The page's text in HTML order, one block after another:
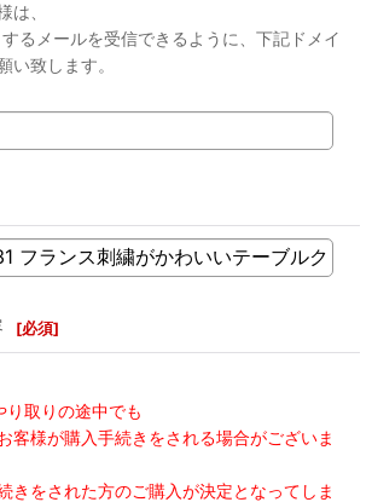
は、
るメールを受信できるように、下記ドメイ
い致します。
[必須]
取りの途中でも
客様が購入手続きをされる場合がございま
きをされた方のご購入が決定となってしま